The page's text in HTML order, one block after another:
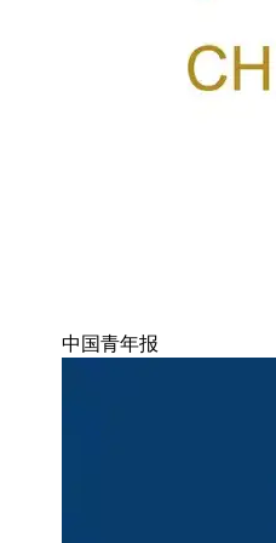
中国青年报